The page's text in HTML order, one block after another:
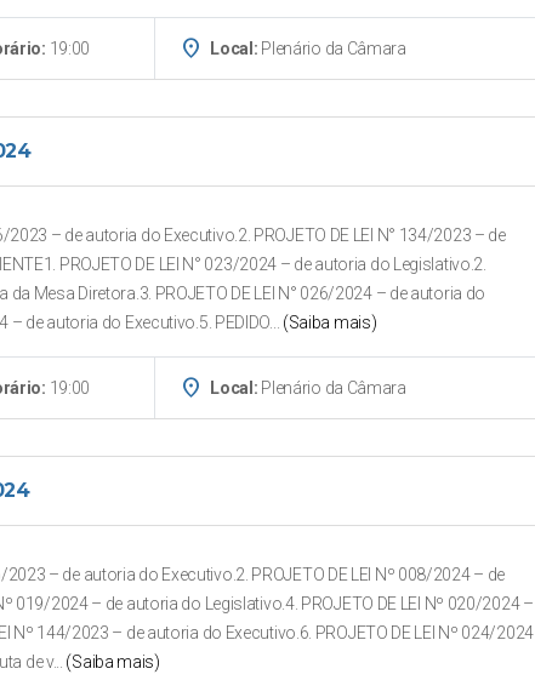
19:00 place Local: Plenário da Câmara
2023 – de autoria do Executivo.2. PROJETO DE LEI N° 134/2023 – de
PROJETO DE LEI N° 023/2024 – de autoria do Legislativo.2.
da Mesa Diretora.3. PROJETO DE LEI N° 026/2024 – de autoria do
– de autoria do Executivo.5. PEDIDO... (Saiba mais)
19:00 place Local: Plenário da Câmara
2023 – de autoria do Executivo.2. PROJETO DE LEI Nº 008/2024 – de
019/2024 – de autoria do Legislativo.4. PROJETO DE LEI Nº 020/2024 –
Nº 144/2023 – de autoria do Executivo.6. PROJETO DE LEI Nº 024/2024
de v... (Saiba mais)